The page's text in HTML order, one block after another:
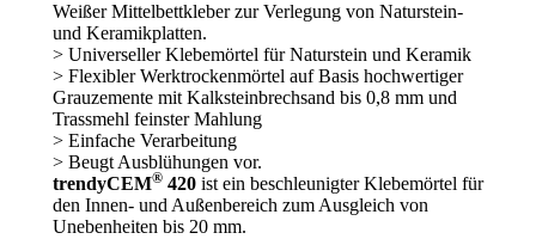
Weißer Mittelbettkleber zur Verlegung von Naturstein-
und Keramikplatten.
> Universeller Klebemörtel für Naturstein und Keramik
> Flexibler Werktrockenmörtel auf Basis hochwertiger
Grauzemente mit Kalksteinbrechsand bis 0,8 mm und
Trassmehl feinster Mahlung
> Einfache Verarbeitung
> Beugt Ausblühungen vor.
trendyCEM® 420 ist ein beschleunigter Klebemörtel für
den Innen- und Außenbereich zum Ausgleich von
Unebenheiten bis 20 mm.